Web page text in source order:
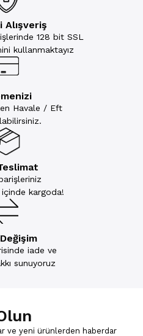
Alışveriş
128 bit SSL
kullanmaktayız
Havale / Eft
kargoda!
iade ve
sunuyoruz
ve yeni ürünlerden haberdar